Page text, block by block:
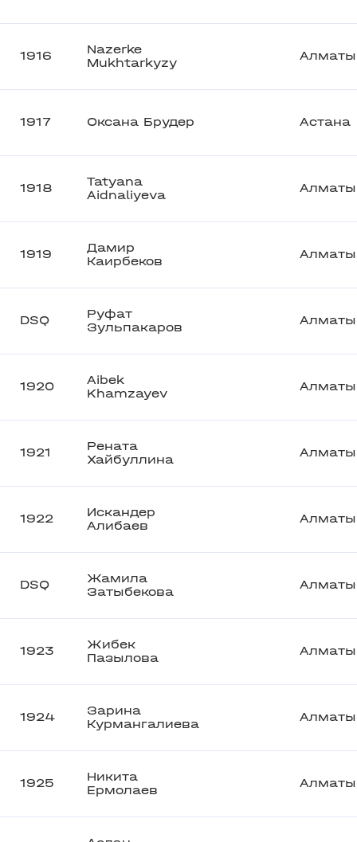
1916
Nazerke
Mukhtarkyzy
Алматы
1917 Оксана Брудер Астана
1918
Tatyana
Aidnaliyeva
Алматы
1919
Дамир
Каирбеков
Алматы
DSQ
Руфат
Зульпакаров
Алматы
1920
Aibek
Khamzayev
Алматы
1921
Рената
Хайбуллина
Алматы
1922
Искандер
Алибаев
Алматы
DSQ
Жамила
Затыбекова
Алматы
1923
Жибек
Пазылова
Алматы
1924
Зарина
Курмангалиева
Алматы
1925
Никита
Ермолаев
Алматы